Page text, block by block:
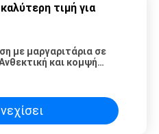
τιμή για
με μαργαριτάρια σε
και κομψή
γενέθλια
υψηλής ποιότητας
σε κούνια σε κούνια